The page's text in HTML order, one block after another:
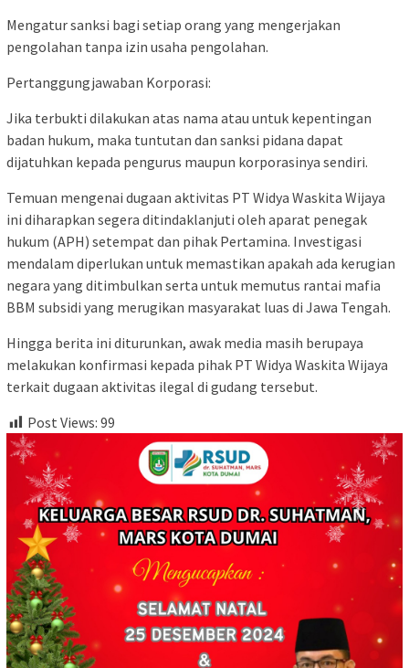
Mengatur sanksi bagi setiap orang yang mengerjakan
pengolahan tanpa izin usaha pengolahan.
Pertanggungjawaban Korporasi:
Jika terbukti dilakukan atas nama atau untuk kepentingan
badan hukum, maka tuntutan dan sanksi pidana dapat
dijatuhkan kepada pengurus maupun korporasinya sendiri.
Temuan mengenai dugaan aktivitas PT Widya Waskita Wijaya
ini diharapkan segera ditindaklanjuti oleh aparat penegak
hukum (APH) setempat dan pihak Pertamina. Investigasi
mendalam diperlukan untuk memastikan apakah ada kerugian
negara yang ditimbulkan serta untuk memutus rantai mafia
BBM subsidi yang merugikan masyarakat luas di Jawa Tengah.
Hingga berita ini diturunkan, awak media masih berupaya
melakukan konfirmasi kepada pihak PT Widya Waskita Wijaya
terkait dugaan aktivitas ilegal di gudang tersebut.
Post Views: 99